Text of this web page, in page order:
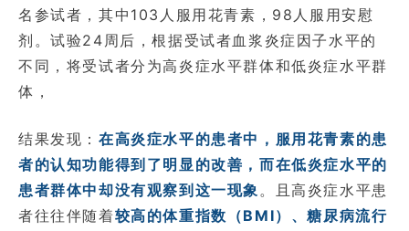
名参试者，其中103人服用花青素，98人服用安慰
剂。试验24周后，根据受试者血浆炎症因子水平的
不同，将受试者分为高炎症水平群体和低炎症水平群
体，
结果发现： 在高炎症水平的患者中，服用花青素的患
者的认知功能得到了明显的改善，而在低炎症水平的
患者群体中却没有观察到这一现象。且高炎症水平患
者往往伴随着较高的体重指数（BMI）、糖尿病流行